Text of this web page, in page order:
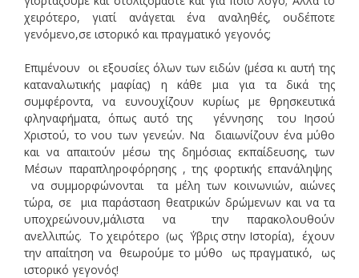
χειρότερο, γιατί ανάγεται ένα αναληθές, ουδέποτε
γενόμενο,σε ιστορικό και πραγματικό γεγονός;
Επιμένουν οι εξουσίες όλων των ειδών (μέσα κι αυτή της
καταναλωτικής μαφίας) η κάθε μια για τα δικά της
συμφέροντα, να ευνουχίζουν κυρίως με θρησκευτικά
φληναφήματα, όπως αυτό της γέννησης του Ιησού
Χριστού, το νου των γενεών. Να διαιωνίζουν ένα μύθο
και να απαιτούν μέσω της δημόσιας εκπαίδευσης, των
Μέσων παραπληροφόρησης , της φορτικής επανάληψης
να συμμορφώνονται τα μέλη των κοινωνιών, αιώνες
τώρα, σε μια παράσταση θεατρικών δρώμενων και να τα
υποχρεώνουν,μάλιστα να την παρακολουθούν
ανελλιπώς. Το χειρότερο (ως ΄Υβρις στην Ιστορία), έχουν
την απαίτηση να θεωρούμε το μύθο ως πραγματικό, ως
ιστορικό γεγονός!